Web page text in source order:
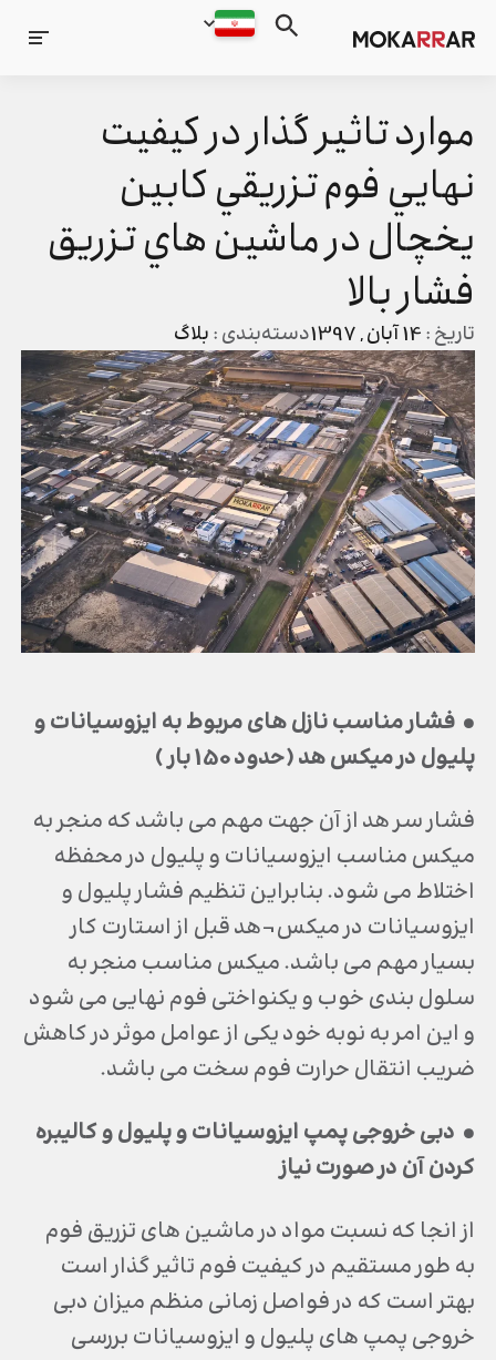
موارد تاثير گذار در كيفيت
نهايي فوم تزريقي كابين
يخچال در ماشين هاي تزريق
فشار بالا
تاریخ :14 آبان , 1397 دسته‌بندی :بلاگ
• فشار مناسب نازل هاي مربوط به ايزوسيانات و
پليول در ميكس هد (حدود 150 بار )
فشار سر هد از آن جهت مهم مي باشد كه منجر به
ميكس مناسب ايزوسيانات و پليول در محفظه
اختلاط مي شود. بنابراين تنظيم فشار پليول و
ايزوسيانات در ميكس¬هد قبل از استارت كار
بسيار مهم مي باشد. ميكس مناسب منجر به
سلول بندي خوب و يكنواختي فوم نهايي مي شود
و اين امر به نوبه خود يكي از عوامل موثر در كاهش
ضريب انتقال حرارت فوم سخت مي باشد.
• دبي خروجي پمپ ايزوسيانات و پليول و كاليبره
كردن آن در صورت نياز
از انجا كه نسبت مواد در ماشين هاي تزريق فوم
به طور مستقيم در كيفيت فوم تاثير گذار است
بهتر است كه در فواصل زماني منظم ميزان دبي
خروجي پمپ هاي پليول و ايزوسيانات بررسي